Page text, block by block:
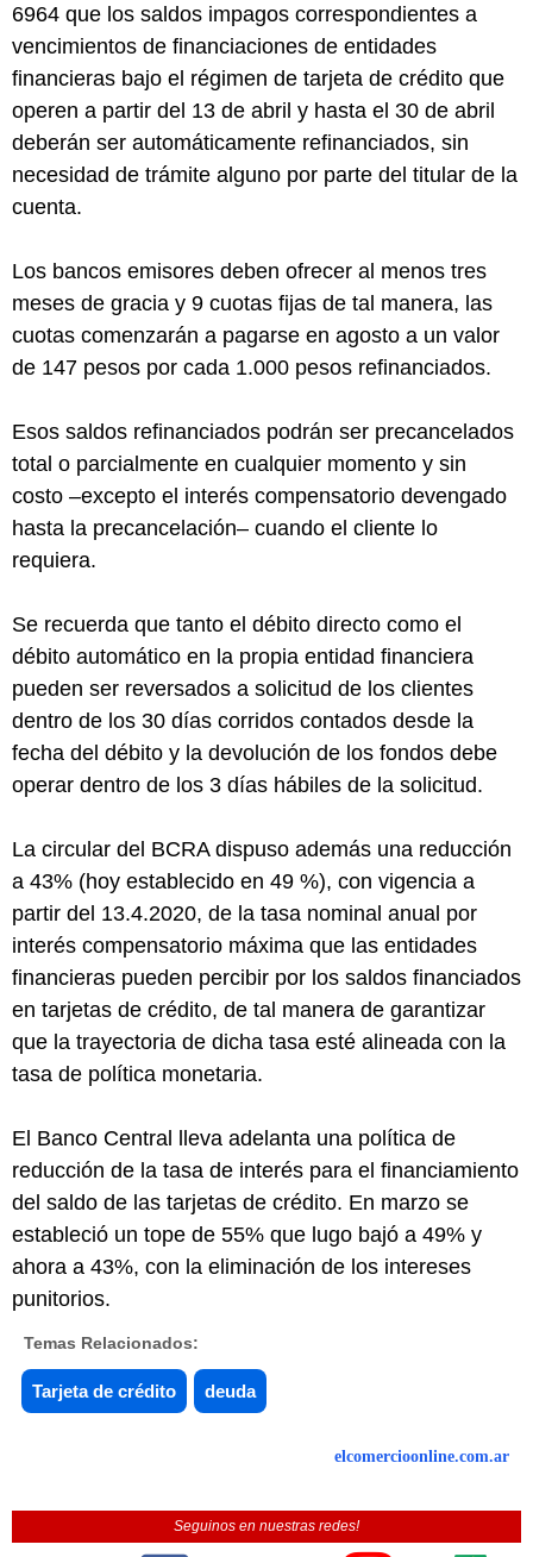
6964 que los saldos impagos correspondientes a
vencimientos de financiaciones de entidades
financieras bajo el régimen de tarjeta de crédito que
operen a partir del 13 de abril y hasta el 30 de abril
deberán ser automáticamente refinanciados, sin
necesidad de trámite alguno por parte del titular de la
cuenta.
Los bancos emisores deben ofrecer al menos tres
meses de gracia y 9 cuotas fijas de tal manera, las
cuotas comenzarán a pagarse en agosto a un valor
de 147 pesos por cada 1.000 pesos refinanciados.
Esos saldos refinanciados podrán ser precancelados
total o parcialmente en cualquier momento y sin
costo –excepto el interés compensatorio devengado
hasta la precancelación– cuando el cliente lo
requiera.
Se recuerda que tanto el débito directo como el
débito automático en la propia entidad financiera
pueden ser reversados a solicitud de los clientes
dentro de los 30 días corridos contados desde la
fecha del débito y la devolución de los fondos debe
operar dentro de los 3 días hábiles de la solicitud.
La circular del BCRA dispuso además una reducción
a 43% (hoy establecido en 49 %), con vigencia a
partir del 13.4.2020, de la tasa nominal anual por
interés compensatorio máxima que las entidades
financieras pueden percibir por los saldos financiados
en tarjetas de crédito, de tal manera de garantizar
que la trayectoria de dicha tasa esté alineada con la
tasa de política monetaria.
El Banco Central lleva adelanta una política de
reducción de la tasa de interés para el financiamiento
del saldo de las tarjetas de crédito. En marzo se
estableció un tope de 55% que lugo bajó a 49% y
ahora a 43%, con la eliminación de los intereses
punitorios.
Temas Relacionados:
Tarjeta de crédito deuda
elcomercioonline.com.ar
Seguinos en nuestras redes!